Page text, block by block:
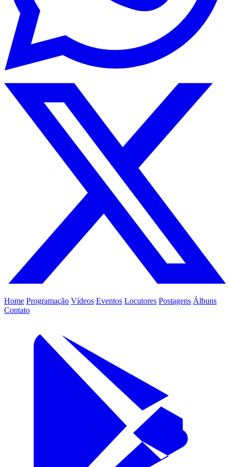
Home Programação Vídeos Eventos Locutores Postagens Álbuns
Contato